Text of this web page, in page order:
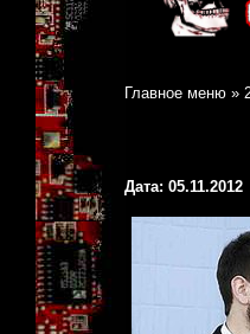
Главное меню »
Дата: 05.11.2012